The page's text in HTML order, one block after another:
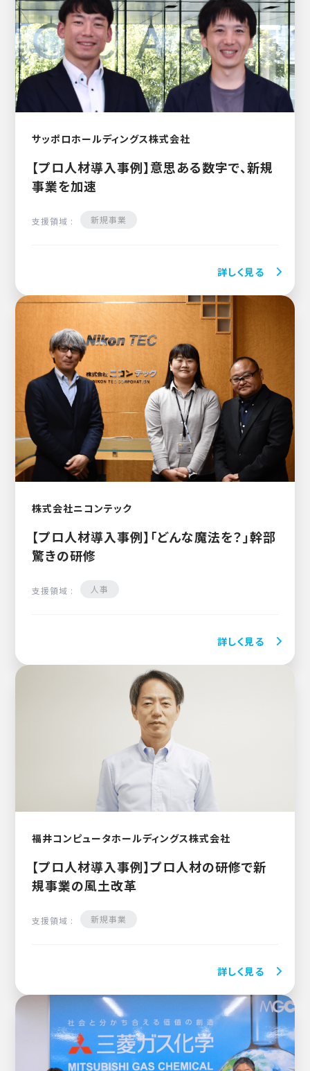
サッポロホールディングス株式会社
【プロ人材導入事例】意思ある数字で、新規
事業を加速
支援領域 : 新規事業
詳しく見る
株式会社ニコンテック
【プロ人材導入事例】「どんな魔法を？」幹部
驚きの研修
支援領域 : 人事
詳しく見る
福井コンピュータホールディングス株式会社
【プロ人材導入事例】プロ人材の研修で新
規事業の風土改革
支援領域 : 新規事業
詳しく見る